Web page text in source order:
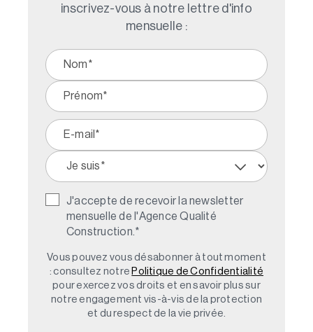
inscrivez-vous à notre lettre d'info
mensuelle :
J'accepte de recevoir la newsletter
mensuelle de l'Agence Qualité
Construction. *
Vous pouvez vous désabonner à tout moment
: consultez notre Politique de Confidentialité
pour exercez vos droits et en savoir plus sur
notre engagement vis-à-vis de la protection
et du respect de la vie privée.